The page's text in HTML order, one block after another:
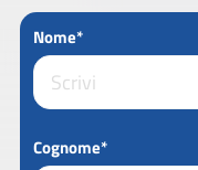
Nome*
Cognome*